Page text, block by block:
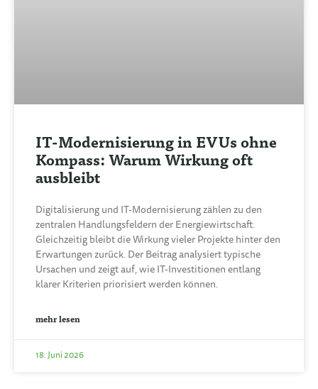
IT-Modernisierung in EVUs ohne
Kompass: Warum Wirkung oft
ausbleibt
Digitalisierung und IT-Modernisierung zählen zu den
zentralen Handlungsfeldern der Energiewirtschaft.
Gleichzeitig bleibt die Wirkung vieler Projekte hinter den
Erwartungen zurück. Der Beitrag analysiert typische
Ursachen und zeigt auf, wie IT-Investitionen entlang
klarer Kriterien priorisiert werden können.
mehr lesen
18. Juni 2026